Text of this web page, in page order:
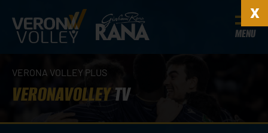
MENU
VERONA VOLLEY PLUS
VERONAVOLLEYTV